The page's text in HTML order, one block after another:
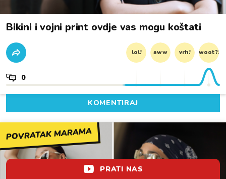
Bikini i vojni print ovdje vas mogu koštati
lol! aww vrh! woot?!
0
KOMENTIRAJ
POVRATAK MARAMA
PRATI NAS